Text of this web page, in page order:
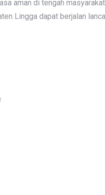
aman di tengah masyarakat
Lingga dapat berjalan